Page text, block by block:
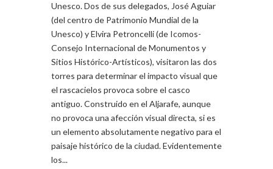
Unesco. Dos de sus delegados, José Aguiar
(del centro de Patrimonio Mundial de la
Unesco) y Elvira Petroncelli (de Icomos-
Consejo Internacional de Monumentos y
Sitios Histórico-Artísticos), visitaron las dos
torres para determinar el impacto visual que
el rascacielos provoca sobre el casco
antiguo. Construido en el Aljarafe, aunque
no provoca una afección visual directa, si es
un elemento absolutamente negativo para el
paisaje histórico de la ciudad. Evidentemente
los...